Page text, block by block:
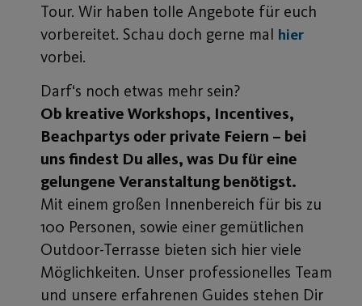
Tour. Wir haben tolle Angebote für euch
vorbereitet. Schau doch gerne mal hier
vorbei.
Darf‘s noch etwas mehr sein?
Ob kreative Workshops, Incentives,
Beachpartys oder private Feiern – bei
uns findest Du alles, was Du für eine
gelungene Veranstaltung benötigst.
Mit einem großen Innenbereich für bis zu
100 Personen, sowie einer gemütlichen
Outdoor-Terrasse bieten sich hier viele
Möglichkeiten. Unser professionelles Team
und unsere erfahrenen Guides stehen Dir